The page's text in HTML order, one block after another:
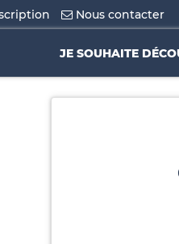
Nous contacter
JE SOUHAITE